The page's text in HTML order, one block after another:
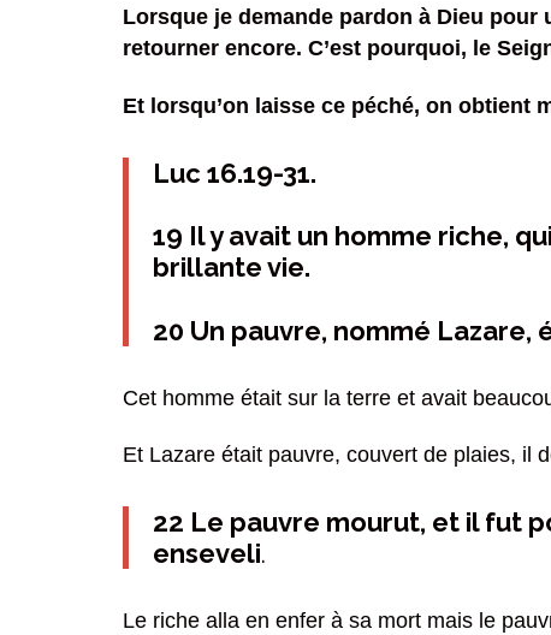
Lorsque je demande pardon à Dieu pour
retourner encore. C’est pourquoi, le
Et lorsqu’on laisse ce péché, on obtient
Luc 16.19-31.
19 Il y avait un homme riche,
brillante vie.
20 Un pauvre, nommé
Cet homme était sur la terre et avait
Et Lazare était pauvre, couvert de plaies, il
22 Le pauvre mourut, et il fut
enseveli.
Le riche alla en enfer à sa mort mais le